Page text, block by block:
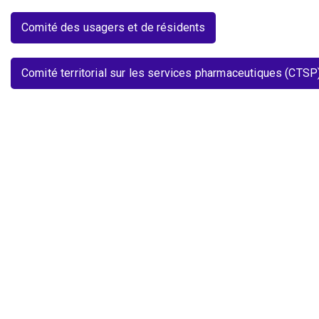
Comité des usagers et de résidents
Comité territorial sur les services pharmaceutiques